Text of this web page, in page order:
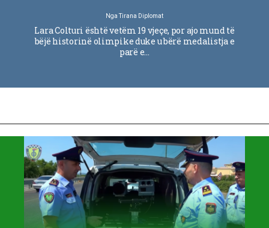
NgaTirana Diplomat
Lara Colturi është vetëm 19 vjeçe, por ajo mund të
bëjë historinë olimpike duke u bërë medalistja e
parë e…